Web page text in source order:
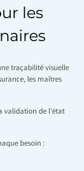
les
traçabilité visuelle
les maîtres
validation de l’état
besoin :